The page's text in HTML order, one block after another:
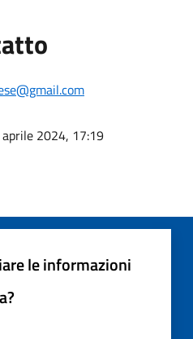
aprile 2024, 17:19
le informazioni